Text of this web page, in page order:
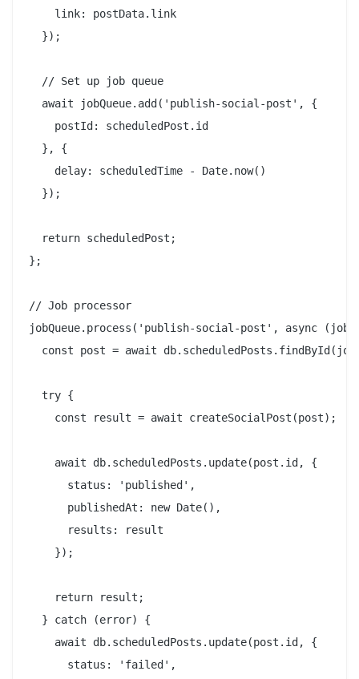
    link: postData.link
  });
  // Set up job queue
  await jobQueue.add('publish-social-post', {
    postId: scheduledPost.id
  }, {
    delay: scheduledTime - Date.now()
  });
  return scheduledPost;
};
// Job processor
jobQueue.process('publish-social-post', async
const post = await
  try {
    const result = await createSocialPost(post);
    await db.scheduledPosts.update(post.id, {
      status: 'published',
      publishedAt: new Date(),
      results: result
    });
    return result;
  } catch (error) {
    await db.scheduledPosts.update(post.id, {
      status: 'failed',